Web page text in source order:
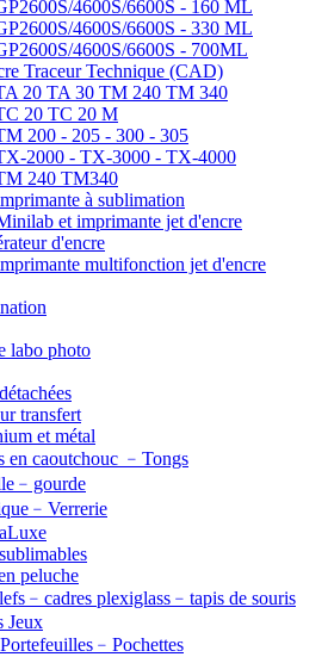
4600S/6600S - 160 ML
4600S/6600S - 330 ML
4600S/6600S - 700ML
Traceur Technique (CAD)
20 TA 30 TM 240 TM 340
20 TC 20 M
200 - 205 - 300 - 305
2000 - TX-3000 - TX-4000
240 TM340
à sublimation
et imprimante jet d'encre
d'encre
multifonction jet d'encre
labo photo
transfert
et métal
en caoutchouc ﹣Tongs
peluche
plexiglass﹣tapis de souris
Jeux